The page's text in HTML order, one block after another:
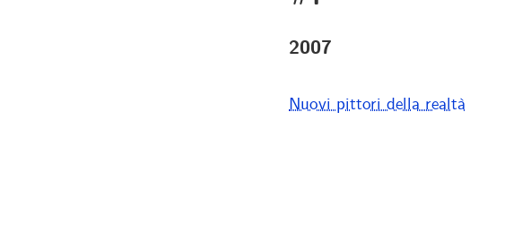
2007
Nuovi pittori della realtà